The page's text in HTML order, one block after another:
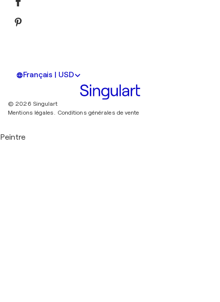
Français | USD
© 2026 Singulart
Mentions légales. Conditions générales de vente
Peintre